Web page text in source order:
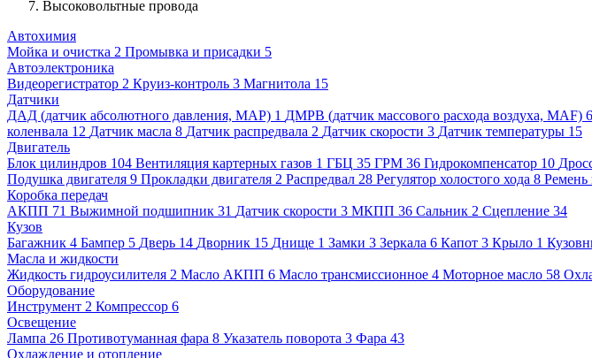
Высоковольтные провода
Автохимия
Мойка и очистка 2 Промывка и присадки 5
Автоэлектроника
Видеорегистратор 2 Круиз-контроль 3 Магнитола 15
Датчики
ДАД (датчик абсолютного давления, MAP) 1 ДМРВ (датчик массового расхода воздуха, MAF) 6
коленвала 12 Датчик масла 8 Датчик распредвала 2 Датчик скорости 3 Датчик температуры 15
Двигатель
Блок цилиндров 104 Вентиляция картерных газов 1 ГБЦ 35 ГРМ 36 Гидрокомпенсатор 10
Подушка двигателя 9 Прокладки двигателя 2 Распредвал 28 Регулятор холостого хода 8 Ремень
Коробка передач
АКПП 71 Выжимной подшипник 31 Датчик скорости 3 МКПП 36 Сальник 2 Сцепление 34
Кузов
Багажник 4 Бампер 5 Дверь 14 Дворник 15 Днище 1 Замки 3 Зеркала 6 Капот 3 Крыло 1
Масла и жидкости
Жидкость гидроусилителя 2 Масло АКПП 6 Масло трансмиссионное 4 Моторное масло 58
Оборудование
Инструмент 2 Компрессор 6
Освещение
Лампа 26 Противотуманная фара 8 Указатель поворота 3 Фара 43
Охлаждение и отопление